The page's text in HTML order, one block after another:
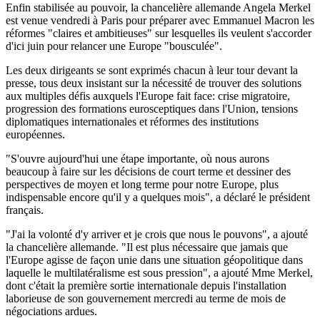
Enfin stabilisée au pouvoir, la chancelière allemande Angela Merkel
est venue vendredi à Paris pour préparer avec Emmanuel Macron les
réformes "claires et ambitieuses" sur lesquelles ils veulent s'accorder
d'ici juin pour relancer une Europe "bousculée".
Les deux dirigeants se sont exprimés chacun à leur tour devant la
presse, tous deux insistant sur la nécessité de trouver des solutions
aux multiples défis auxquels l'Europe fait face: crise migratoire,
progression des formations eurosceptiques dans l'Union, tensions
diplomatiques internationales et réformes des institutions
européennes.
"S'ouvre aujourd'hui une étape importante, où nous aurons
beaucoup à faire sur les décisions de court terme et dessiner des
perspectives de moyen et long terme pour notre Europe, plus
indispensable encore qu'il y a quelques mois", a déclaré le président
français.
"J'ai la volonté d'y arriver et je crois que nous le pouvons", a ajouté
la chancelière allemande. "Il est plus nécessaire que jamais que
l'Europe agisse de façon unie dans une situation géopolitique dans
laquelle le multilatéralisme est sous pression", a ajouté Mme Merkel,
dont c'était la première sortie internationale depuis l'installation
laborieuse de son gouvernement mercredi au terme de mois de
négociations ardues.